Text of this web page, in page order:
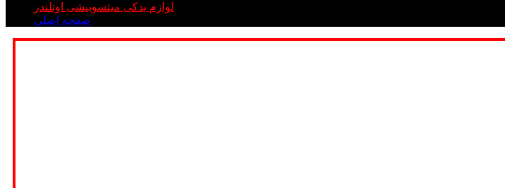
لوازم یدکی میتسوبیشی اوتلندر
صفحه اصلی